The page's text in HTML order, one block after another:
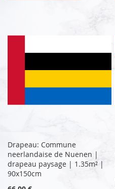
Drapeau: Commune
neerlandaise de Nuenen |
drapeau paysage | 1.35m² |
90x150cm